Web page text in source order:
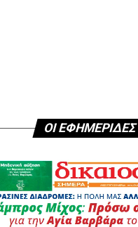
ΟΙ ΕΦΗΜΕΡΙΔΕΣ